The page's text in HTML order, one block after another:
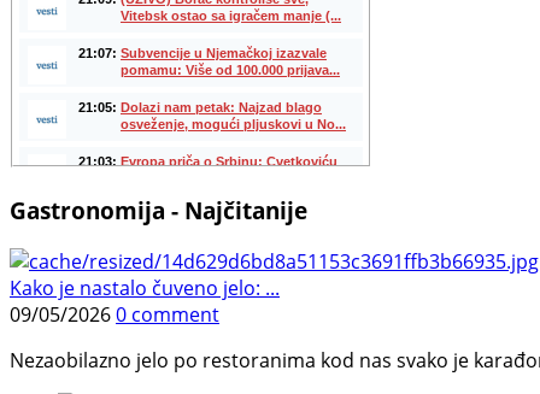
Gastronomija - Najčitanije
Kako je nastalo čuveno jelo: ...
09/05/20260 comment
Nezaobilazno jelo po restoranima kod nas svako je